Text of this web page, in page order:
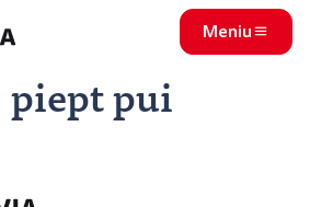
Meniu
piept pui